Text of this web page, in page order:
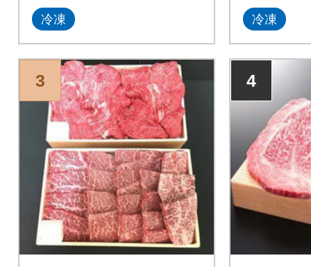
冷凍 冷凍
3 4